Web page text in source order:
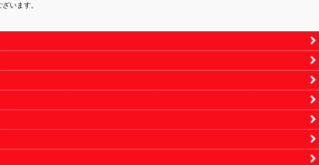
います。